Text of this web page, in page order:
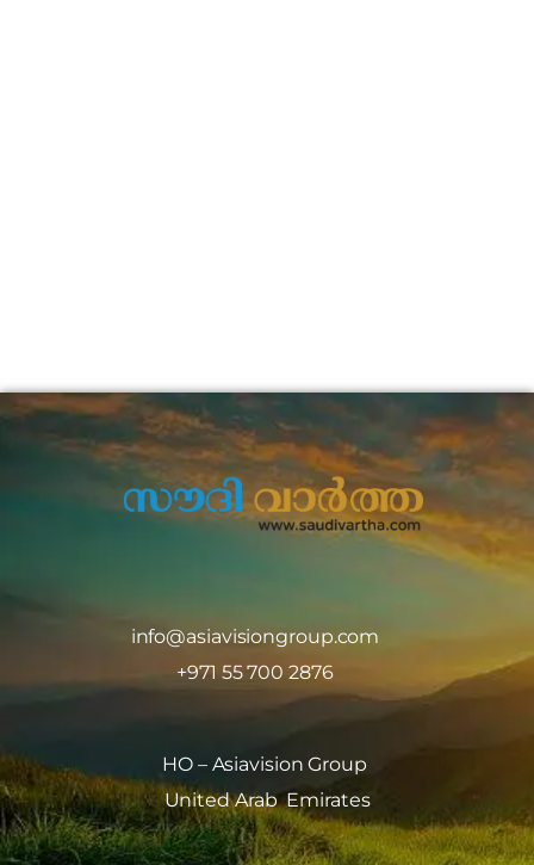
info@asiavisiongroup.com
+971 55 700 2876
HO – Asiavision Group
United Arab Emirates